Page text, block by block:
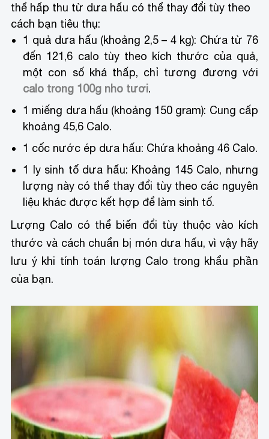
thể hấp thu từ dưa hấu có thể thay đổi tùy theo
cách bạn tiêu thụ:
1 quả dưa hấu (khoảng 2,5 – 4 kg): Chứa từ 76
đến 121,6 calo tùy theo kích thước của quả,
một con số khá thấp, chỉ tương đương với
calo trong 100g nho tươi.
1 miếng dưa hấu (khoảng 150 gram): Cung cấp
khoảng 45,6 Calo.
1 cốc nước ép dưa hấu: Chứa khoảng 46 Calo.
1 ly sinh tố dưa hấu: Khoảng 145 Calo, nhưng
lượng này có thể thay đổi tùy theo các nguyên
liệu khác được kết hợp để làm sinh tố.
Lượng Calo có thể biến đổi tùy thuộc vào kích
thước và cách chuẩn bị món dưa hấu, vì vậy hãy
lưu ý khi tính toán lượng Calo trong khẩu phần
của bạn.